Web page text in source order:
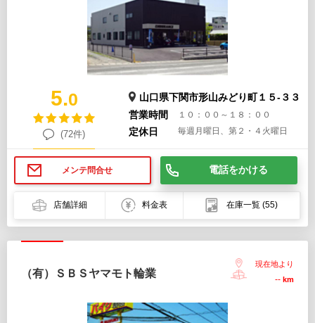
5.0
(72件)
山口県下関市形山みどり町１５-３３
営業時間
１０：００～１８：００
定休日 毎週月曜日、第２・４火曜日
メンテ問合せ 電話をかける
店舗詳細 料金表 在庫一覧 (55)
（有）ＳＢＳヤマモト輪業
現在地より
-- km